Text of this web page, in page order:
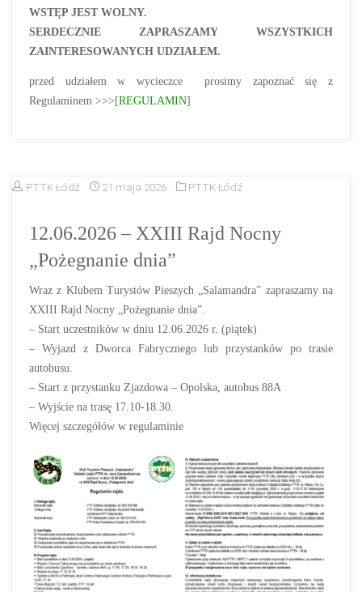
WSTĘP JEST WOLNY.
SERDECZNIE ZAPRASZAMY WSZYSTKICH
ZAINTERESOWANYCH UDZIAŁEM.
przed udziałem w wycieczce prosimy zapoznać się z
Regulaminem >>>[REGULAMIN]
PTTK Łódź 21 maja 2026 PTTK Łódź
12.06.2026 – XXIII Rajd Nocny
„Pożegnanie dnia”
Wraz z Klubem Turystów Pieszych „Salamandra” zapraszamy na
XXIII Rajd Nocny „Pożegnanie dnia”.
– Start uczestników w dniu 12.06.2026 r. (piątek)
– Wyjazd z Dworca Fabrycznego lub przystanków po trasie
autobusu.
– Start z przystanku Zjazdowa – Opolska, autobus 88A
– Wyjście na trasę 17.10-18.30.
Więcej szczegółów w regulaminie